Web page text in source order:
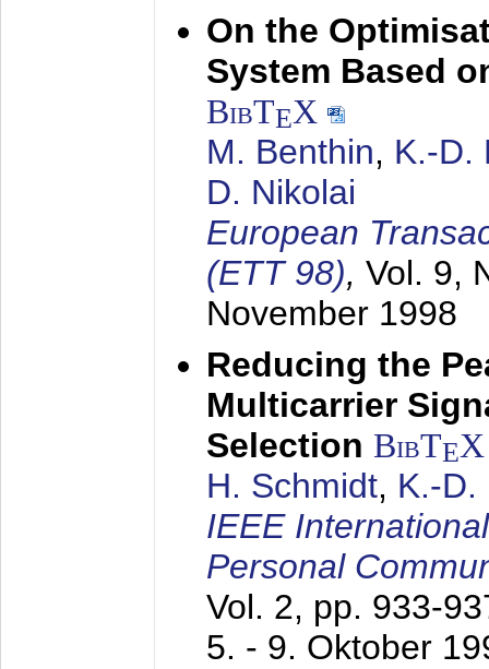
On the
System Based
BibTEX
M. Benthin, K.-D.
D. Nikolai
European
(ETT 98), Vol. 9,
November 1998
Reducing the
Multicarrier
Selection BibTEX
H. Schmidt, K.-D.
IEEE
Personal
Vol. 2, pp. 933-
5. - 9. Oktober